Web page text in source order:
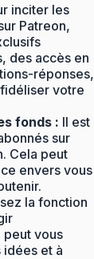
inciter les
Patreon,
des accès en
réponses,
votre
fonds : Il est
sur
Cela peut
envers vous
la fonction
peut vous
et à